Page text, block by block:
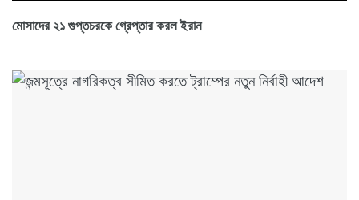
মোসাদের ২১ গুপ্তচরকে গ্রেপ্তার করল ইরান